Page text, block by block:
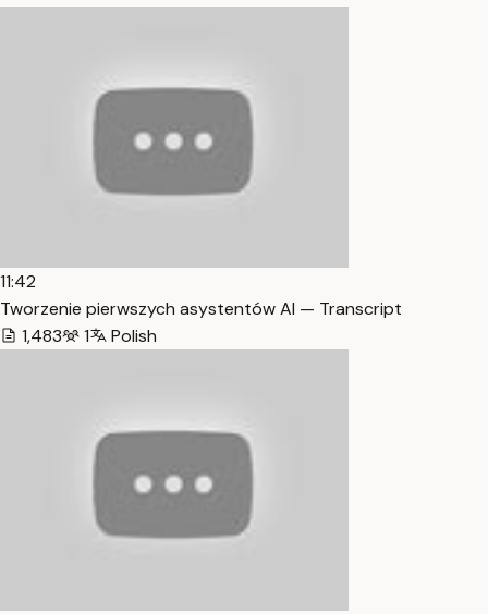
11:42
Tworzenie pierwszych asystentów AI — Transcript
1,483
1 Polish